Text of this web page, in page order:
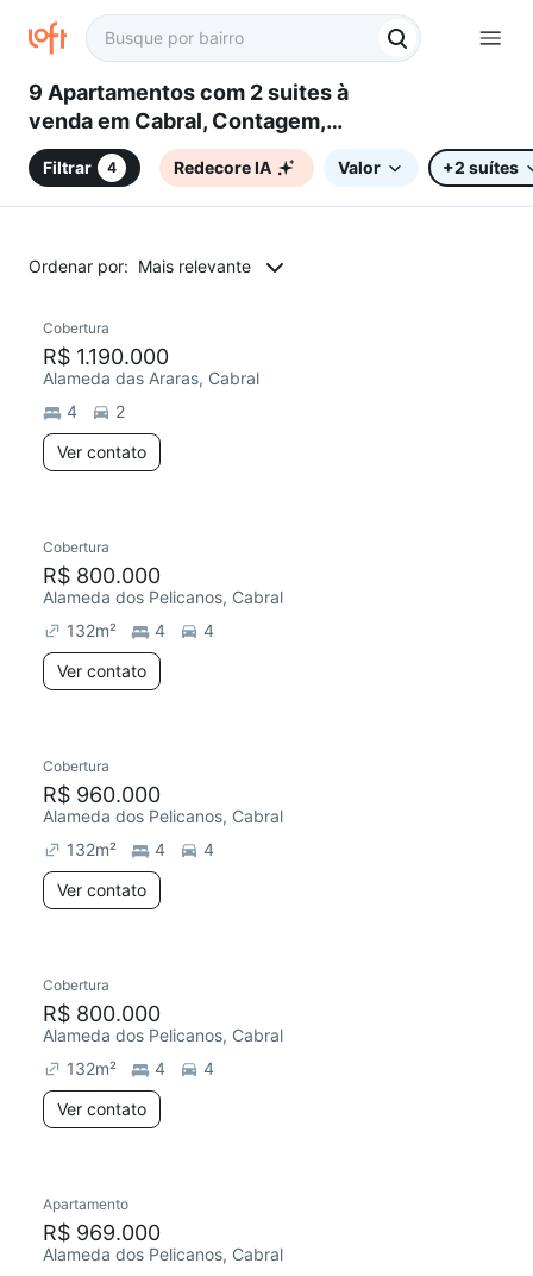
9 Apartamentos com 2 suites à
venda em Cabral, Contagem,
MG
Filtrar 4 Redecore IA Valor +2 suítes
Ordenar por: Mais relevante
Cobertura
R$ 1.190.000
Alameda das Araras, Cabral
4
2
Ver contato
Redecorar
Cobertura
R$ 800.000
Alameda dos Pelicanos, Cabral
132m² 4
4
Ver contato
Redecorar
Cobertura
R$ 960.000
Alameda dos Pelicanos, Cabral
132m² 4
4
Ver contato
Redecorar
Cobertura
R$ 800.000
Alameda dos Pelicanos, Cabral
132m² 4
4
Ver contato
Redecorar
Apartamento
R$ 969.000
Alameda dos Pelicanos, Cabral